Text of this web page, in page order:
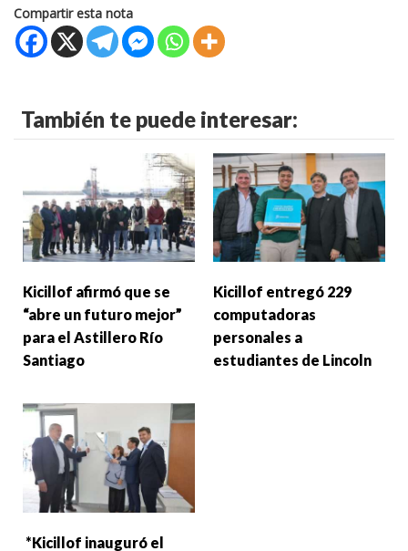
Compartir esta nota
También te puede interesar:
Kicillof afirmó que se
“abre un futuro mejor”
para el Astillero Río
Santiago
Kicillof entregó 229
computadoras
personales a
estudiantes de Lincoln
*Kicillof inauguró el